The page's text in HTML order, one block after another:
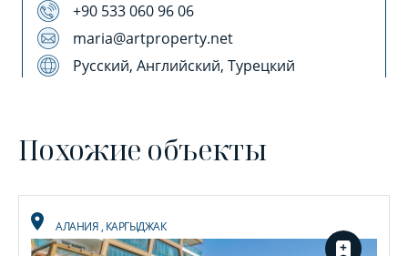
+90 533 060 96 06
maria@artproperty.net
Русский, Английский, Турецкий
Похожие объекты
АЛАНИЯ, КАРГЫДЖАК